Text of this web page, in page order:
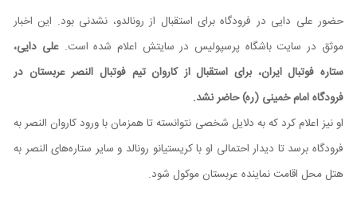
حضور علی دایی در فرودگاه برای استقبال از رونالدو، نشدنی بود. این اخبار
موثق در سایت باشگاه پرسپولیس در سایتش اعلام شده است.علی دایی،
ستاره فوتبال ایران، برای استقبال از کاروان تیم فوتبال النصر عربستان در
فرودگاه امام خمینی (ره) حاضر نشد.
او نیز اعلام کرد که به دلایل شخصی نتوانسته تا همزمان با ورود کاروان النصر به
فرودگاه برسد تا دیدار احتمالی او با کریستیانو رونالد و سایر ستاره‌های النصر به
هتل محل اقامت نماینده عربستان موکول شود.